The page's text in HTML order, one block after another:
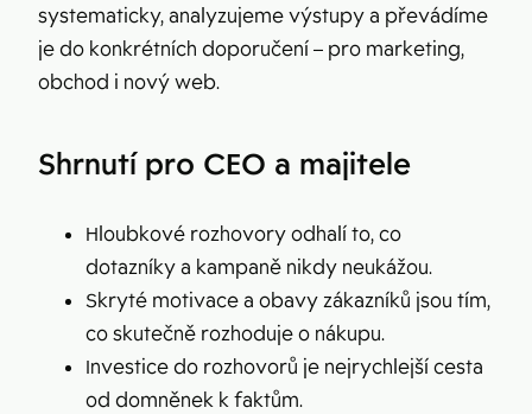
systematicky, analyzujeme výstupy a převádíme
je do konkrétních doporučení – pro marketing,
obchod i nový web.
Shrnutí pro CEO a majitele
Hloubkové rozhovory odhalí to, co
dotazníky a kampaně nikdy neukážou.
Skryté motivace a obavy zákazníků jsou tím,
co skutečně rozhoduje o nákupu.
Investice do rozhovorů je nejrychlejší cesta
od domněnek k faktům.